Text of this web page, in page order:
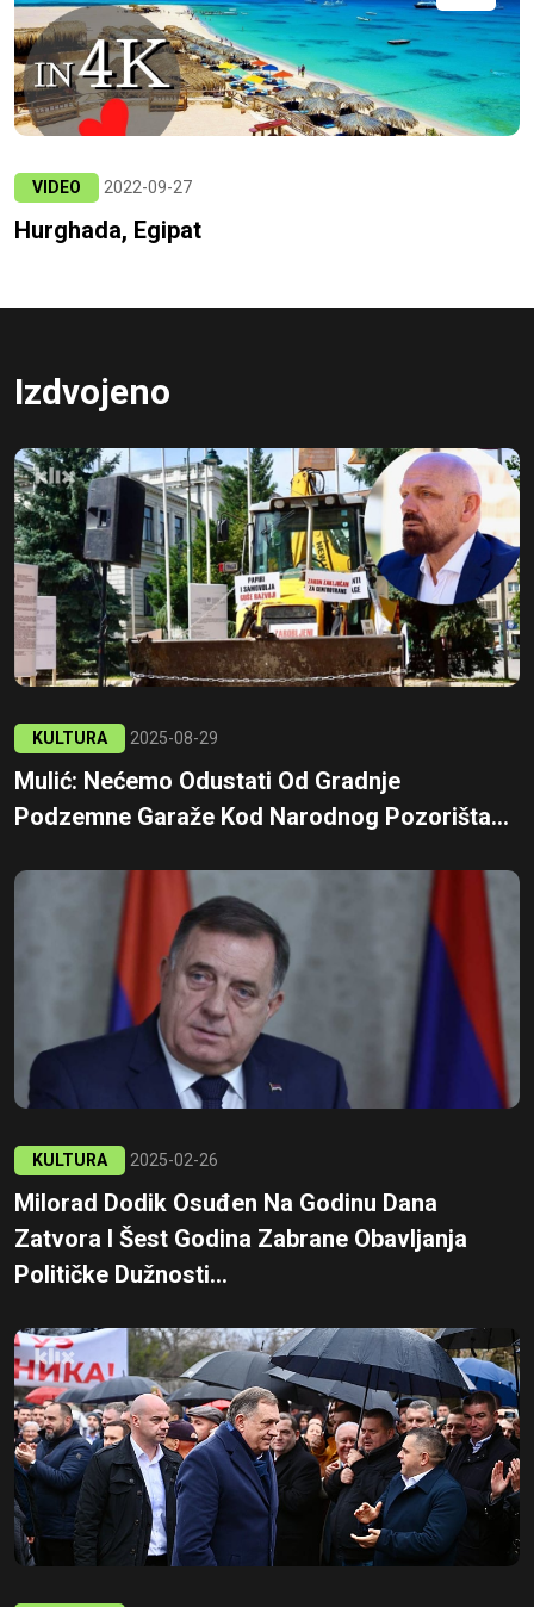
VIDEO 2022-09-27
Hurghada, Egipat
Izdvojeno
KULTURA 2025-08-29
Mulić: Nećemo Odustati Od Gradnje
Podzemne Garaže Kod Narodnog Pozorišta...
KULTURA 2025-02-26
Milorad Dodik Osuđen Na Godinu Dana
Zatvora I Šest Godina Zabrane Obavljanja
Političke Dužnosti...